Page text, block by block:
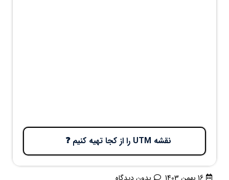
نقشه UTM را از کجا تهیه کنیم ❓